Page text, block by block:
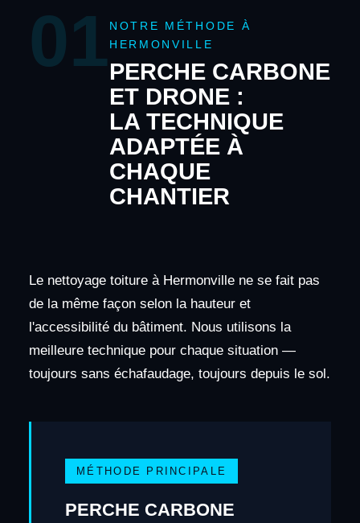
01 NOTRE MÉTHODE À
HERMONVILLE
PERCHE CARBONE
ET DRONE :
LA TECHNIQUE
ADAPTÉE À
CHAQUE
CHANTIER
Le nettoyage toiture à Hermonville ne se fait pas
de la même façon selon la hauteur et
l'accessibilité du bâtiment. Nous utilisons la
meilleure technique pour chaque situation —
toujours sans échafaudage, toujours depuis le sol.
MÉTHODE PRINCIPALE
PERCHE CARBONE